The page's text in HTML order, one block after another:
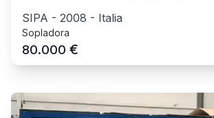
SIPA - 2008 - Italia
Sopladora
80.000 €